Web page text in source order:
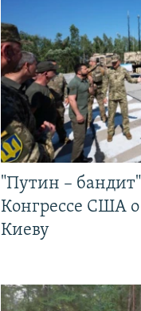
"Путин –
Конгрессе США
Киеву